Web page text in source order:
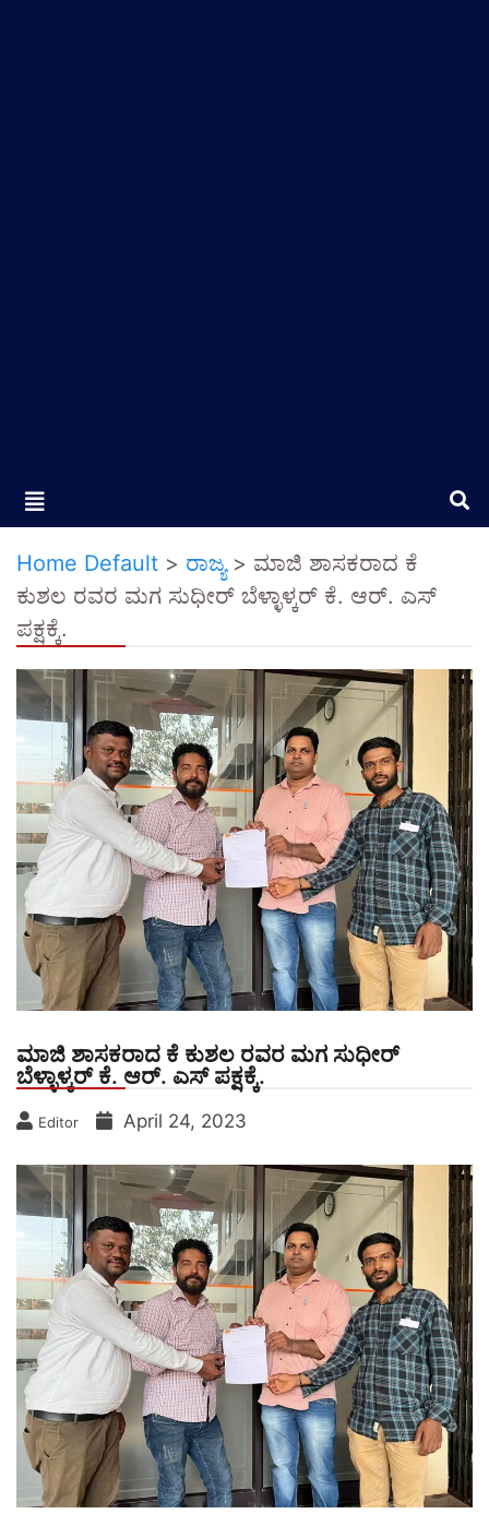
Home Default > ರಾಜ್ಯ> ಮಾಜಿ ಶಾಸಕರಾದ ಕೆ
ಕುಶಲ ರವರ ಮಗ ಸುಧೀರ್ ಬೆಳ್ಳಾಳ್ಕರ್ ಕೆ. ಆರ್. ಎಸ್
ಪಕ್ಷಕ್ಕೆ.
ಮಾಜಿ ಶಾಸಕರಾದ ಕೆ ಕುಶಲ ರವರ ಮಗ ಸುಧೀರ್
ಬೆಳ್ಳಾಳ್ಕರ್ ಕೆ. ಆರ್. ಎಸ್ ಪಕ್ಷಕ್ಕೆ.
Editor April 24, 2023